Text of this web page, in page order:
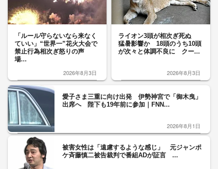
「ルール守らないなら来なく
ていい」“世界一”花火大会で
禁止行為相次ぎ怒りの声
場...
2026年8月3日
ライオン3頭が相次ぎ死ぬ
猛暑影響か 18頭のうち10頭
が次々と体調不良に クー...
2026年8月3日
愛子さま三重に向け出発 伊勢神宮で「御木曳」
出席へ 陛下も19年前に参加｜FNN...
2026年8月1日
被害女性は「遠慮するような感じ」 元ジャンポ
ケ斉藤慎二被告裁判で番組ADが証言 ...